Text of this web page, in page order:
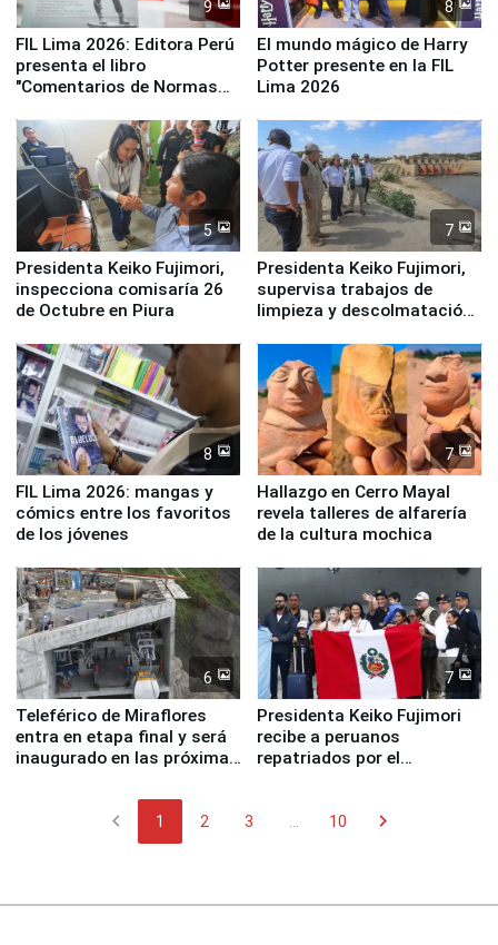
9
FIL Lima 2026: Editora Perú
presenta el libro
"Comentarios de Normas
Derecho Colectivo"
8
El mundo mágico de Harry
Potter presente en la FIL
Lima 2026
5
Presidenta Keiko Fujimori,
inspecciona comisaría 26
de Octubre en Piura
7
Presidenta Keiko Fujimori,
supervisa trabajos de
limpieza y descolmatación
8
FIL Lima 2026: mangas y
cómics entre los favoritos
de los jóvenes
7
Hallazgo en Cerro Mayal
revela talleres de alfarería
de la cultura mochica
6
Teleférico de Miraflores
entra en etapa final y será
inaugurado en las próximas
7
Presidenta Keiko Fujimori
recibe a peruanos
repatriados por el
chevron_left 1 2 3 10 chevron_right